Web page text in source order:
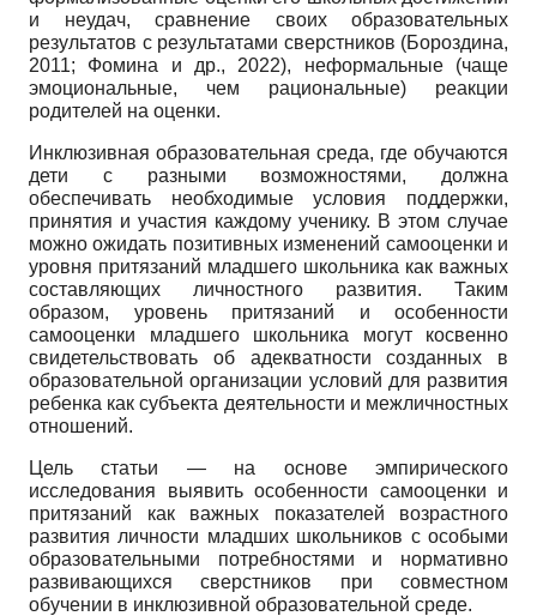
и неудач, сравнение своих образовательных
результатов с результатами сверстников (Бороздина,
2011; Фомина и др., 2022), неформальные (чаще
эмоциональные, чем рациональные) реакции
родителей на оценки.
Инклюзивная образовательная среда, где обучаются
дети с разными возможностями, должна
обеспечивать необходимые условия поддержки,
принятия и участия каждому ученику. В этом случае
можно ожидать позитивных изменений самооценки и
уровня притязаний младшего школьника как важных
составляющих личностного развития. Таким
образом, уровень притязаний и особенности
самооценки младшего школьника могут косвенно
свидетельствовать об адекватности созданных в
образовательной организации условий для развития
ребенка как субъекта деятельности и межличностных
отношений.
Цель статьи — на основе эмпирического
исследования выявить особенности самооценки и
притязаний как важных показателей возрастного
развития личности младших школьников с особыми
образовательными потребностями и нормативно
развивающихся сверстников при совместном
обучении в инклюзивной образовательной среде.